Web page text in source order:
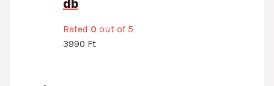
db
Rated 0 out of 5
3990 Ft